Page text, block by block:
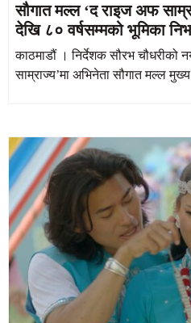
सौगात मल्ल ‘द राइज अफ
देखि ८० वर्षसम्मको भूमिका
काठमाडौं । निर्देशक सौरभ चौधरीको
साम्राज्य’मा अभिनेता सौगात मल्ल